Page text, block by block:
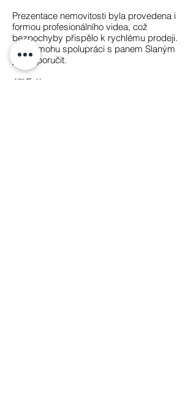
Prezentace nemovitosti byla provedena i
formou profesionálního videa, což
bezpochyby přispělo k rychlému prodeji.
Z nás mohu spolupráci s panem Slaným
jen doporučit.
Jiří Frýba